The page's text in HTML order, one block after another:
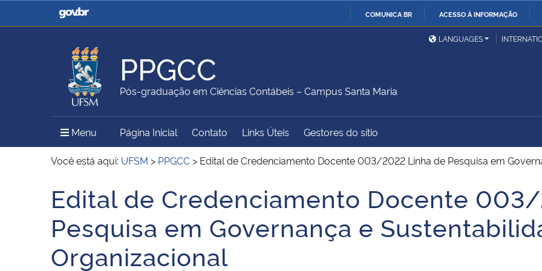
COMUNICA BR ACESSO À INFORMAÇÃO
Casa Civil
Ministério da Justiça e
Ministério da Defesa
Ministério das Relações
Exteriores
Ministério da Agricultura,
Pecuária e Abastecimento
Ministério da Educação
Ministério do Meio Ambiente Ministério do Turismo
Ministério do
Desenvolvimento Regional
União
Secretaria de Governo
Gabinete de Segurança
Institucional
Advocacia-Geral da União Banco Central do Brasil
LANGUAGES
PPGCC
Pós-graduação em Ciências Contábeis – Campus Santa Maria
Menu Menu Principal do Sítio
Página Inicial Contato Links Úteis Gestores do sítio
Você está aqui: UFSM > PPGCC > Edital de Credenciamento Docente 003/2022 Linha de Pesquisa em
Início do conteúdo
Edital de Credenciamento Docente
Pesquisa em Governança e
Organizacional